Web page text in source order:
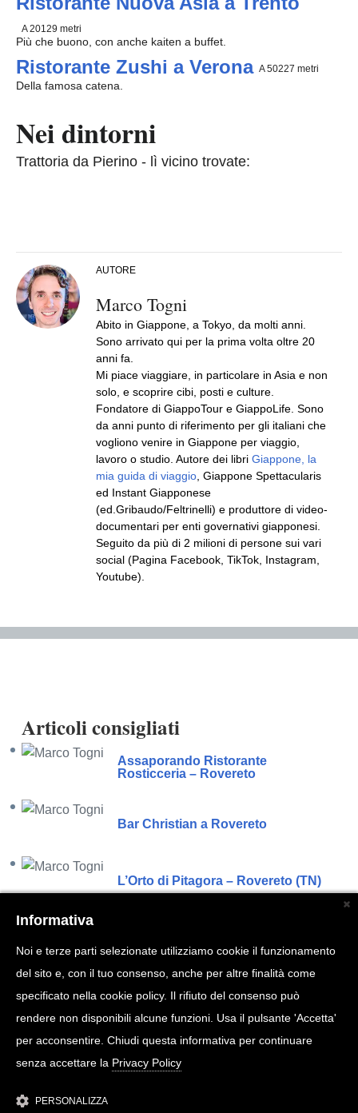
Articoli consigliati
Assaporando Ristorante
Rosticceria – Rovereto
Bar Christian a Rovereto
L’Orto di Pitagora – Rovereto (TN)
Ristoranti a Rovereto
Viadante 20 Caffè
A 20129 metri
Più che buono, con anche kaiten a buffet.
Ristorante Zushi a Verona A 50227 metri
Della famosa catena.
Nei dintorni
Trattoria da Pierino - lì vicino trovate:
AUTORE
Marco Togni
Abito in Giappone, a Tokyo, da molti anni.
Sono arrivato qui per la prima volta oltre 20
anni fa.
Mi piace viaggiare, in particolare in Asia e non
solo, e scoprire cibi, posti e culture.
Fondatore di GiappoTour e GiappoLife. Sono
da anni punto di riferimento per gli italiani che
vogliono venire in Giappone per viaggio,
lavoro o studio. Autore dei libri Giappone, la
mia guida di viaggio , Giappone Spettacularis
ed Instant Giapponese
(ed.Gribaudo/Feltrinelli) e produttore di video-
documentari per enti governativi giapponesi.
Seguito da più di 2 milioni di persone sui vari
social (Pagina Facebook, TikTok, Instagram,
Youtube).
Informativa
Noi e terze parti selezionate utilizziamo cookie il funzionamento
del sito e, con il tuo consenso, anche per altre finalità come
specificato nella cookie policy. Il rifiuto del consenso può
rendere non disponibili alcune funzioni. Usa il pulsante 'Accetta'
per acconsentire. Chiudi questa informativa per continuare
senza accettare la Privacy Policy
PERSONALIZZA